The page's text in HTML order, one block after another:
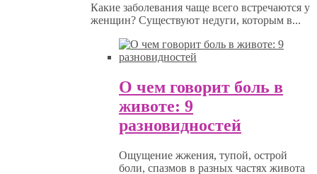
Какие заболевания чаще всего встречаются у
женщин? Существуют недуги, которым в...
О чем говорит боль в
животе: 9
разновидностей
Ощущение жжения, тупой, острой
боли, спазмов в разных частях живота